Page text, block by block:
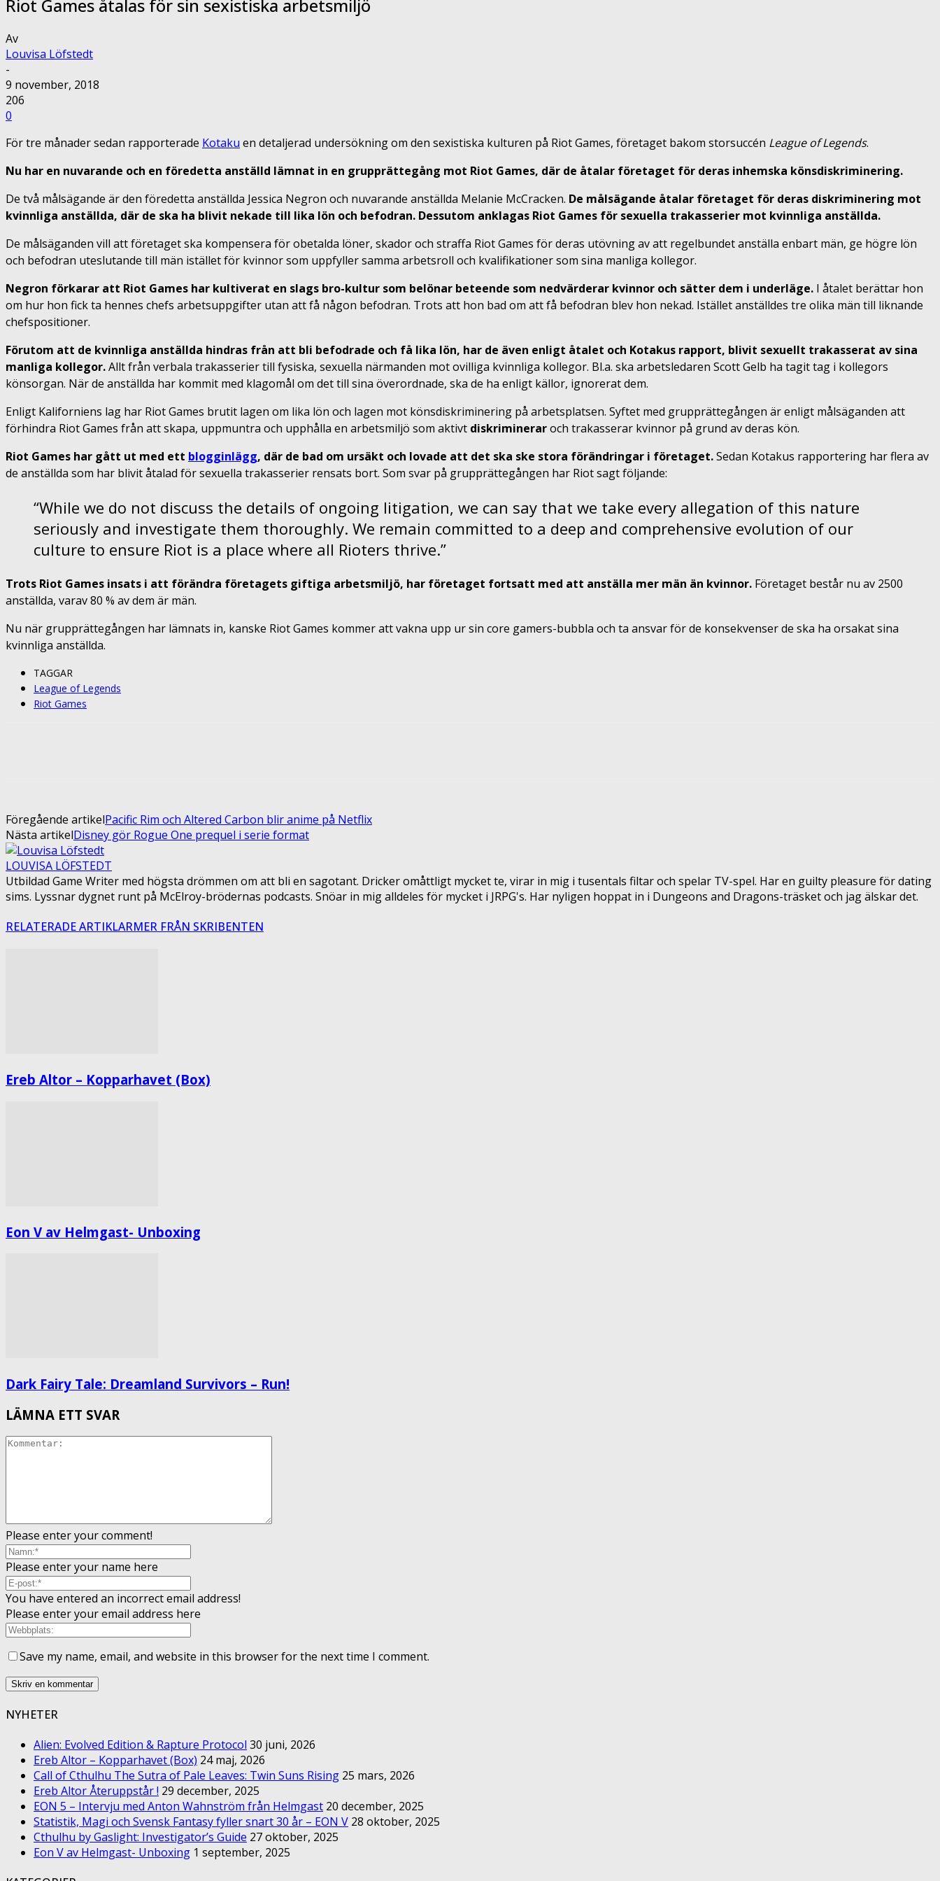
Riot Games åtalas för sin sexistiska arbetsmiljö
Av
Louvisa Löfstedt
-
9 november, 2018
206
0
För tre månader sedan rapporterade Kotaku en detaljerad undersökning om den sexistiska kulturen på Riot Games, företaget bakom storsuccén League of Legends.
Nu har en nuvarande och en föredetta anställd lämnat in en grupprättegång mot Riot Games, där de åtalar företaget för deras inhemska könsdiskriminering.
De två målsägande är den föredetta anställda Jessica Negron och nuvarande anställda Melanie McCracken. De målsägande åtalar företaget för deras diskriminering mot
kvinnliga anställda, där de ska ha blivit nekade till lika lön och befodran. Dessutom anklagas Riot Games för sexuella trakasserier mot kvinnliga anställda.
De målsäganden vill att företaget ska kompensera för obetalda löner, skador och straffa Riot Games för deras utövning av att regelbundet anställa enbart män, ge högre lön
och befodran uteslutande till män istället för kvinnor som uppfyller samma arbetsroll och kvalifikationer som sina manliga kollegor.
Negron förkarar att Riot Games har kultiverat en slags bro-kultur som belönar beteende som nedvärderar kvinnor och sätter dem i underläge. I åtalet berättar hon
om hur hon fick ta hennes chefs arbetsuppgifter utan att få någon befodran. Trots att hon bad om att få befodran blev hon nekad. Istället anställdes tre olika män till liknande
chefspositioner.
Förutom att de kvinnliga anställda hindras från att bli befodrade och få lika lön, har de även enligt åtalet och Kotakus rapport, blivit sexuellt trakasserat av sina
manliga kollegor.Allt från verbala trakasserier till fysiska, sexuella närmanden mot ovilliga kvinnliga kollegor. Bl.a. ska arbetsledaren Scott Gelb ha tagit tag i kollegors
könsorgan. När de anställda har kommit med klagomål om det till sina överordnade, ska de ha enligt källor, ignorerat dem.
Enligt Kaliforniens lag har Riot Games brutit lagen om lika lön och lagen mot könsdiskriminering på arbetsplatsen. Syftet med grupprättegången är enligt målsäganden att
förhindra Riot Games från att skapa, uppmuntra och upphålla en arbetsmiljö som aktivt diskrimineraroch trakasserar kvinnor på grund av deras kön.
Riot Games har gått ut med ett blogginlägg, där de bad om ursäkt och lovade att det ska ske stora förändringar i företaget.Sedan Kotakus rapportering har flera av
de anställda som har blivit åtalad för sexuella trakasserier rensats bort. Som svar på grupprättegången har Riot sagt följande:
“While we do not discuss the details of ongoing litigation, we can say that we take every allegation of this nature
seriously and investigate them thoroughly. We remain committed to a deep and comprehensive evolution of our
culture to ensure Riot is a place where all Rioters thrive.”
Trots Riot Games insats i att förändra företagets giftiga arbetsmiljö, har företaget fortsatt med att anställa mer män än kvinnor. Företaget består nu av 2500
anställda, varav 80 % av dem är män.
Nu när grupprättegången har lämnats in, kanske Riot Games kommer att vakna upp ur sin core gamers-bubbla och ta ansvar för de konsekvenser de ska ha orsakat sina
kvinnliga anställda.
TAGGAR
League of Legends
Riot Games
Föregående artikelPacific Rim och Altered Carbon blir anime på Netflix
Nästa artikelDisney gör Rogue One prequel i serie format
LOUVISA LÖFSTEDT
Utbildad Game Writer med högsta drömmen om att bli en sagotant. Dricker omåttligt mycket te, virar in mig i tusentals filtar och spelar TV-spel. Har en guilty pleasure för dating
sims. Lyssnar dygnet runt på McElroy-brödernas podcasts. Snöar in mig alldeles för mycket i JRPG's. Har nyligen hoppat in i Dungeons and Dragons-träsket och jag älskar det.
RELATERADE ARTIKLARMER FRÅN SKRIBENTEN
Ereb Altor – Kopparhavet (Box)
Eon V av Helmgast- Unboxing
Dark Fairy Tale: Dreamland Survivors – Run!
LÄMNA ETT SVAR
Please enter your comment!
Please enter your name here
You have entered an incorrect email address!
Please enter your email address here
Save my name, email, and website in this browser for the next time I comment.
NYHETER
Alien: Evolved Edition & Rapture Protocol 30 juni, 2026
Ereb Altor – Kopparhavet (Box) 24 maj, 2026
Call of Cthulhu The Sutra of Pale Leaves: Twin Suns Rising 25 mars, 2026
Ereb Altor Återuppstår ! 29 december, 2025
EON 5 – Intervju med Anton Wahnström från Helmgast 20 december, 2025
Statistik, Magi och Svensk Fantasy fyller snart 30 år – EON V 28 oktober, 2025
Cthulhu by Gaslight: Investigator’s Guide 27 oktober, 2025
Eon V av Helmgast- Unboxing 1 september, 2025